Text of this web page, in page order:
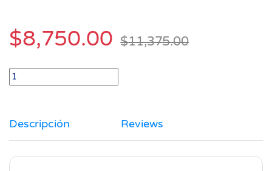
$8,750.00 $11,375.00
Pan Hamburguesa Dorado 4 unid Bimbo x 360 gr quantity
Descripción Reviews